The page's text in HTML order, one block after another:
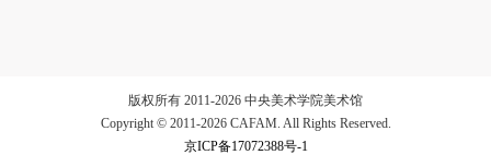
参与活动者在参与活动时应当在美术馆工作人员及活
参与活动者在参与活动时应当在美术馆工作人员及活
参与活动者在参与活动时应当在美术馆工作人员及活
版权所有 2011-2026 中央美术学院美术馆
Copyright © 2011-2026 CAFAM. All Rights Reserved.
京ICP备17072388号-1